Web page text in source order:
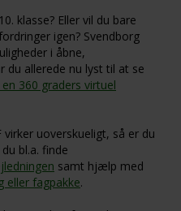
klasse? Eller vil du bare
igen? Svendborg
i åbne,
du allerede nu lyst til at se
360 graders virtuel
virker uoverskueligt, så er du
bl.a. finde
samt hjælp med
eller fagpakke.